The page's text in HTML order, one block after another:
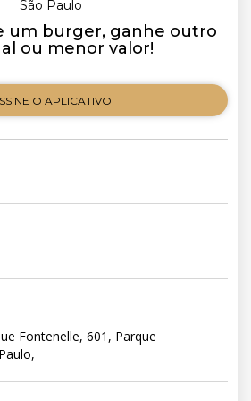
São Paulo
um burger, ganhe outro
ou menor valor!
O APLICATIVO
Fontenelle, 601, Parque